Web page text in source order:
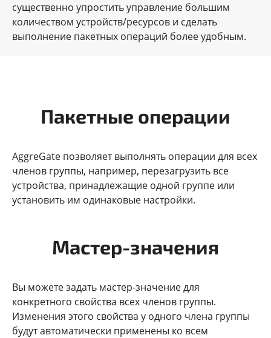
существенно упростить управление большим
количеством устройств/ресурсов и сделать
выполнение пакетных операций более удобным.
Пакетные операции
AggreGate позволяет выполнять операции для всех
членов группы, например, перезагрузить все
устройства, принадлежащие одной группе или
установить им одинаковые настройки.
Мастер-значения
Вы можете задать мастер-значение для
конкретного свойства всех членов группы.
Изменения этого свойства у одного члена группы
будут автоматически применены ко всем